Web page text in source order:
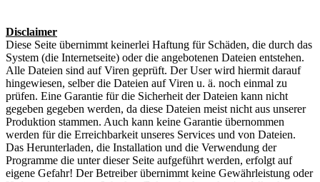
Disclaimer
Diese Seite übernimmt keinerlei Haftung für Schäden, die durch das
System (die Internetseite) oder die angebotenen Dateien entstehen.
Alle Dateien sind auf Viren geprüft. Der User wird hiermit darauf
hingewiesen, selber die Dateien auf Viren u. ä. noch einmal zu
prüfen. Eine Garantie für die Sicherheit der Dateien kann nicht
gegeben gegeben werden, da diese Dateien meist nicht aus unserer
Produktion stammen. Auch kann keine Garantie übernommen
werden für die Erreichbarkeit unseres Services und von Dateien.
Das Herunterladen, die Installation und die Verwendung der
Programme die unter dieser Seite aufgeführt werden, erfolgt auf
eigene Gefahr! Der Betreiber übernimmt keine Gewährleistung oder